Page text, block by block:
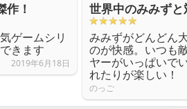
！
ゲームシリ
きます
2019年6月18日
世界中のみみずと
みみずがどんどん
のが快感。いつも
ヤーがいっぱいで
れたりが楽しい！
のっご